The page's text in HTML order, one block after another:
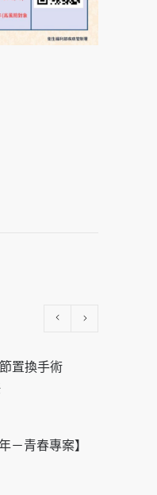
置換手術
－青春專案】